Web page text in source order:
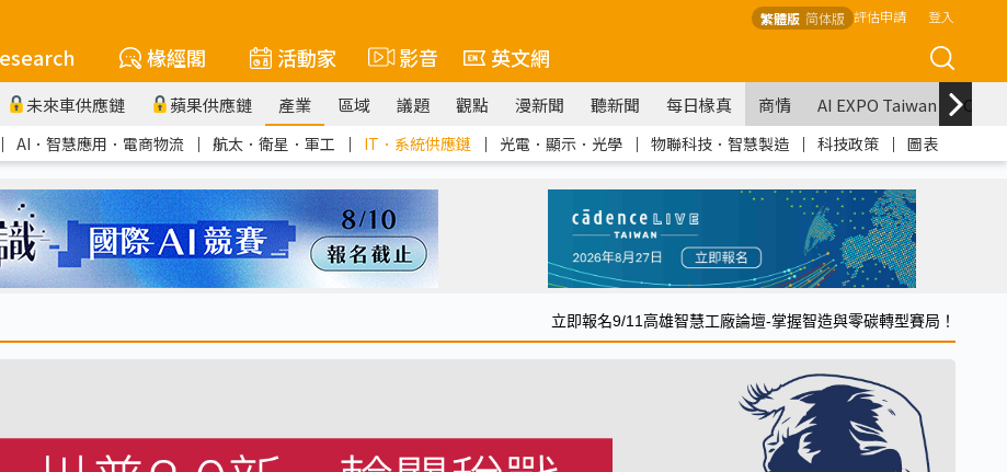
繁體版 简体版 評估申請 登入
椽經閣 活動家 影音 英文網
未來車供應鏈 蘋果供應鏈 產業 區域 議題 觀點 漫新聞 聽新聞 每日椽真 商情 AI EXPO Taiwan
｜ AI．智慧應用．電商物流 ｜ 航太．衛星．軍工 ｜ IT．系統供應鏈 ｜ 光電．顯示．光學 ｜ 物聯科技．智慧製造 ｜ 科技政策 ｜ 圖表
立即報名9/11高雄智慧工廠論壇-掌握智造與零碳轉型賽局！